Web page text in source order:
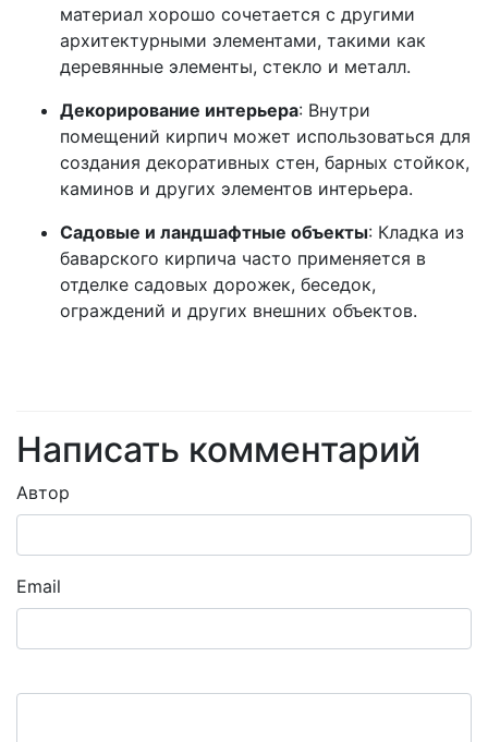
материал хорошо сочетается с другими
архитектурными элементами, такими как
деревянные элементы, стекло и металл.
Декорирование интерьера: Внутри
помещений кирпич может использоваться для
создания декоративных стен, барных стойкок,
каминов и других элементов интерьера.
Садовые и ландшафтные объекты: Кладка из
баварского кирпича часто применяется в
отделке садовых дорожек, беседок,
ограждений и других внешних объектов.
Написать комментарий
Автор
Email